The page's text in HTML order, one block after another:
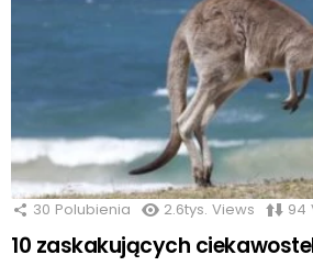
30 Polubienia 2.6tys. Views 94
10 zaskakujących